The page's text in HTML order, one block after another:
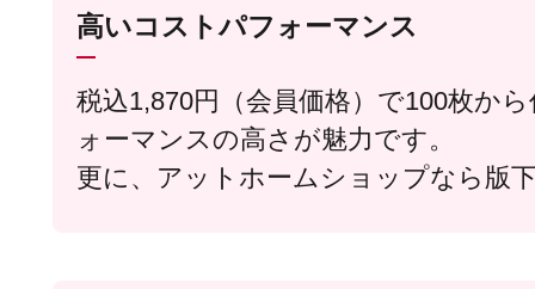
高いコストパフォーマンス
税込1,870円（会員価格）で100枚か
ォーマンスの高さが魅力です。
更に、アットホームショップなら版